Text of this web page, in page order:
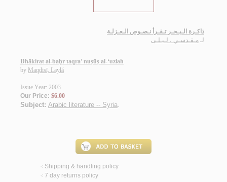
ذاكـرة الـبـحـر تـقـرأ نـصـوص الـعـزلـة
لـ مـقـدسـي ، لـيـلـى
Dhākirat al-baḥr taqra’ nuṣūṣ al-‘uzlah
by Maqdisī, Laylá
Issue Year: 2003
Our Price: $6.00
Subject: Arabic literature -- Syria.
< Shipping & handling policy
< 7 day returns policy